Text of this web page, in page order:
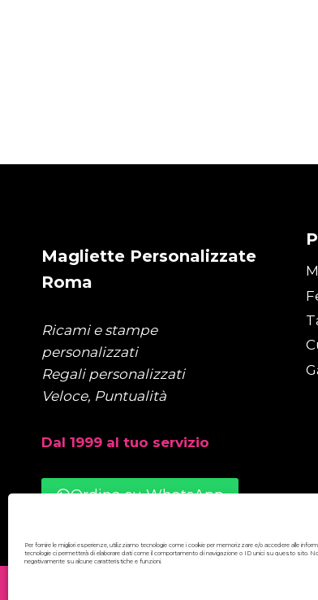
Per fornire le migliori esperienze, utilizziamo tecnologie come i cookie per memorizzare e/o accedere alle
tecnologie ci permetterà di elaborare dati come il comportamento di navigazione o ID unici su questo sito.
negativamente su alcune caratteristiche e funzioni.
Magliette Personalizzate
Roma
Ricami e stampe
personalizzati
Regali personalizzati
Veloce, Puntualità
Dal 1999 al tuo servizio
Ordina su WhatsApp